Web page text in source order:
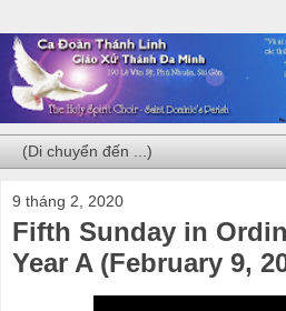
9 tháng 2, 2020
Fifth Sunday in
Year A (February 9,